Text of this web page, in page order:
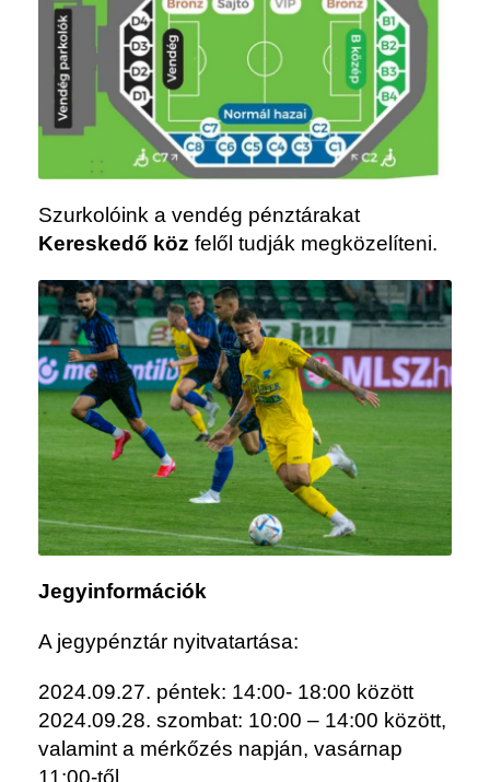
Szurkolóink a vendég pénztárakat
Kereskedő köz felől tudják megközelíteni.
Jegyinformációk
A jegypénztár nyitvatartása:
2024.09.27. péntek: 14:00- 18:00 között
2024.09.28. szombat: 10:00 – 14:00 között,
valamint a mérkőzés napján, vasárnap
11:00-től.